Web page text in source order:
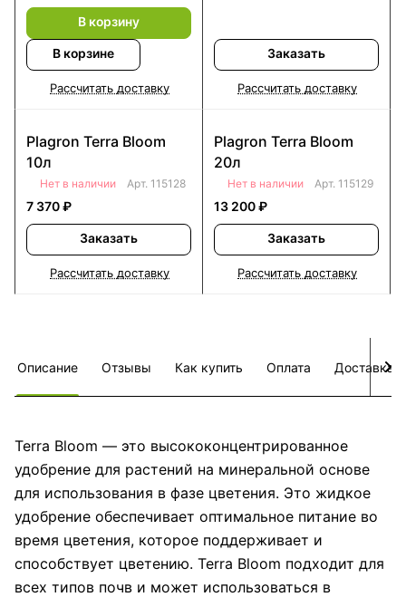
В корзину
В корзине
Рассчитать доставку
Заказать
Рассчитать доставку
Plagron Terra Bloom
10л
Нет в наличии Арт. 115128
7 370 ₽
Заказать
Рассчитать доставку
Plagron Terra Bloom
20л
Нет в наличии Арт. 115129
13 200 ₽
Заказать
Рассчитать доставку
Описание Отзывы Как купить Оплата Доставка
Terra Bloom — это высококонцентрированное
удобрение для растений на минеральной основе
для использования в фазе цветения. Это жидкое
удобрение обеспечивает оптимальное питание во
время цветения, которое поддерживает и
способствует цветению. Terra Bloom подходит для
всех типов почв и может использоваться в